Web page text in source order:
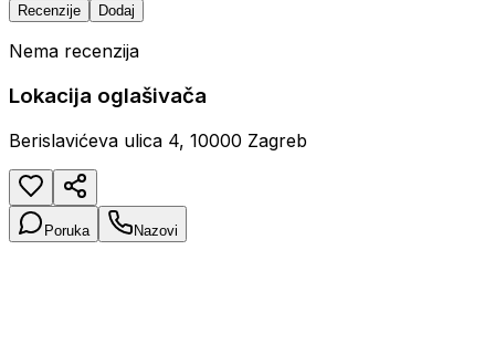
Recenzije Dodaj
Nema recenzija
Lokacija oglašivača
Berislavićeva ulica 4, 10000 Zagreb
Poruka Nazovi